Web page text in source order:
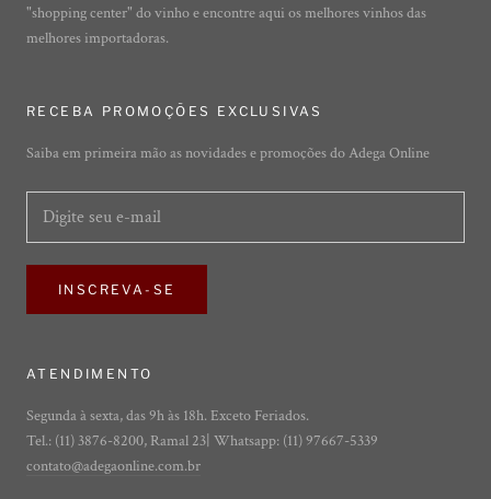
"shopping center" do vinho e encontre aqui os melhores vinhos das
melhores importadoras.
RECEBA PROMOÇÕES EXCLUSIVAS
Saiba em primeira mão as novidades e promoções do Adega Online
INSCREVA-SE
ATENDIMENTO
Segunda à sexta, das 9h às 18h. Exceto Feriados.
Tel.: (11) 3876-8200, Ramal 23| Whatsapp: (11) 97667-5339
contato@adegaonline.com.br